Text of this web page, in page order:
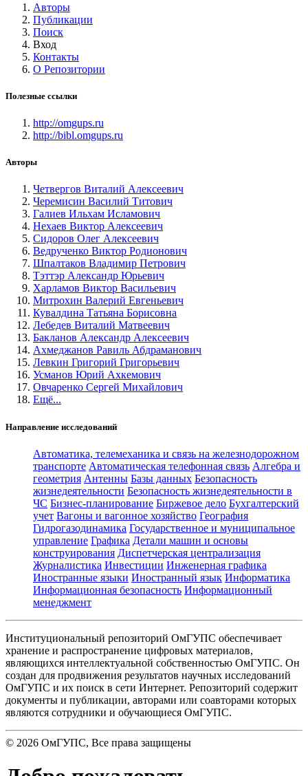
Авторы
Публикации
Поиск
Вход
Контакты
О Репозитории
Полезные ссылки
http://omgups.ru
http://bibl.omgups.ru
Авторы
Четвергов Виталий Алексеевич
Черемисин Василий Титович
Галиев Ильхам Исламович
Нехаев Виктор Алексеевич
Сидоров Олег Алексеевич
Ведрученко Виктор Родионович
Шпалтаков Владимир Петрович
Тэттэр Александр Юрьевич
Харламов Виктор Васильевич
Митрохин Валерий Евгеньевич
Кувалдина Татьяна Борисовна
Лебедев Виталий Матвеевич
Бакланов Александр Алексеевич
Ахмеджанов Равиль Абдраманович
Левкин Григорий Григорьевич
Усманов Юрий Ахкемович
Овчаренко Сергей Михайлович
Ещё...
Направление исследований
Автоматика, телемеханика и связь на железнодорожном
транспорте Автоматическая телефонная связь Алгебра и
геометрия Антенны Базы данных Безопасность
жизнедеятельности Безопасность жизнедеятельности в
ЧС Бизнес-планирование Биржевое дело Бухгалтерский
учет Вагоны и вагонное хозяйство География
Гидрогазодинамика Государственное и муниципальное
управление Графика Детали машин и основы
конструирования Диспетчерская централизация
Журналистика Инвестиции Инженерная графика
Иностранные языки Иностранный язык Информатика
Информационная безопасность Информационный
менеджмент
Институциональный репозиторий ОмГУПС обеспечивает
хранение и распространение цифровых материалов,
являющихся интеллектуальной собственностью ОмГУПС. Он
создан для продвижения результатов научных исследований
ОмГУПС и их поиск в сети Интернет. Репозиторий содержит
документы и публикации, авторами или соавторами которых
являются сотрудники и обучающиеся ОмГУПС.
© 2026 ОмГУПС, Все права защищены